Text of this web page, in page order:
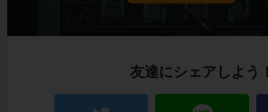
友達にシェアしよう！